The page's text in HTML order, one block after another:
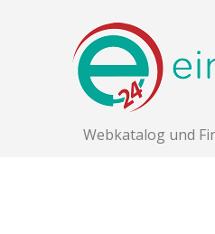
Webkatalog und